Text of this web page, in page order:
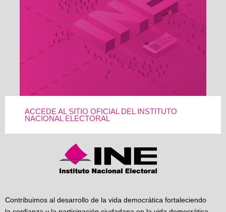
ACCEDE AL SITIO OFICIAL DEL INSTITUTO
NACIONAL ELECTORAL
Contribuimos al desarrollo de la vida democrática fortaleciendo